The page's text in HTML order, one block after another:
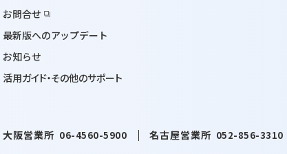
お問合せ
最新版へのアップデート
お知らせ
活用ガイド・その他のサポート
大阪営業所 06-4560-5900 名古屋営業所 052-856-3310